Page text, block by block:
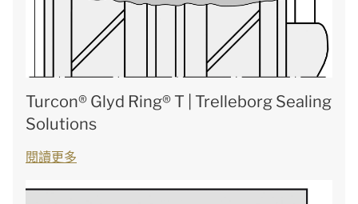
Turcon® Glyd Ring® T | Trelleborg Sealing
Solutions
閱讀更多